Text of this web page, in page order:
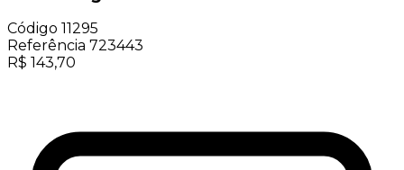
Código 11295
Referência 723443
R$ 143,70